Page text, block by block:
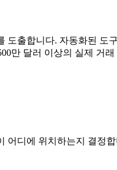
출합니다. 자동화된 도
만 달러 이상의 실제 거
어디에 위치하는지 결정